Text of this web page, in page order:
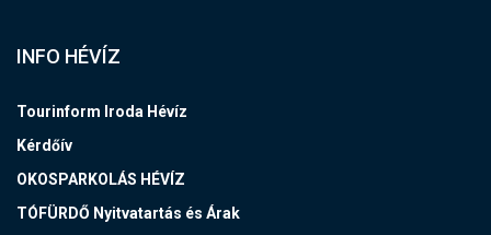
INFO HÉVÍZ
Tourinform Iroda Hévíz
Kérdőív
OKOSPARKOLÁS HÉVÍZ
TÓFÜRDŐ Nyitvatartás és Árak